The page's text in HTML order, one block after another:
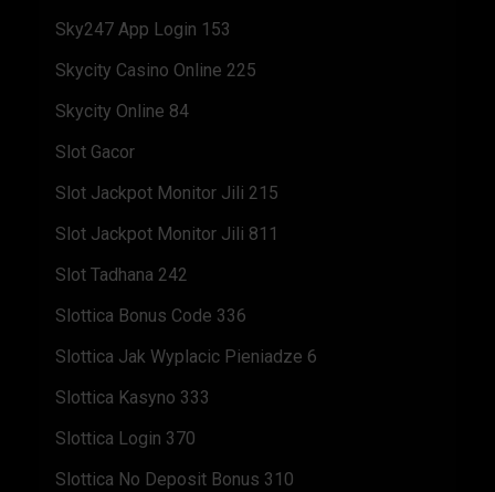
Sky247 App Login 153
Skycity Casino Online 225
Skycity Online 84
Slot Gacor
Slot Jackpot Monitor Jili 215
Slot Jackpot Monitor Jili 811
Slot Tadhana 242
Slottica Bonus Code 336
Slottica Jak Wyplacic Pieniadze 6
Slottica Kasyno 333
Slottica Login 370
Slottica No Deposit Bonus 310